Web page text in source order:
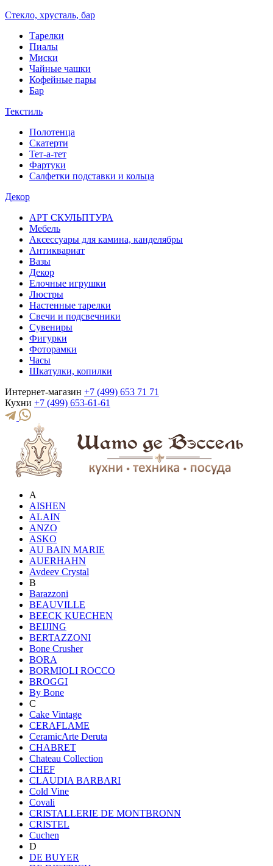
Стекло, хрусталь, бар
Тарелки
Пиалы
Миски
Чайные чашки
Кофейные пары
Бар
Текстиль
Полотенца
Скатерти
Тет-а-тет
Фартуки
Салфетки подставки и кольца
Декор
АРТ СКУЛЬПТУРА
Мебель
Аксессуары для камина, канделябры
Антиквариат
Вазы
Декор
Елочные игрушки
Люстры
Настенные тарелки
Свечи и подсвечники
Сувениры
Фигурки
Фоторамки
Часы
Шкатулки, копилки
Интернет-магазин +7 (499) 653 71 71
Кухни +7 (499) 653-61-61
A
AISHEN
ALAIN
ANZO
ASKO
AU BAIN MARIE
AUERHAHN
Avdeev Crystal
B
Barazzoni
BEAUVILLE
BEECK KUECHEN
BEIJING
BERTAZZONI
Bone Crusher
BORA
BORMIOLI ROCCO
BROGGI
By Bone
C
Cake Vintage
CERAFLAME
CeramicArte Deruta
CHABRET
Chateau Collection
CHEF
CLAUDIA BARBARI
Cold Vine
Covali
CRISTALLERIE DE MONTBRONN
CRISTEL
Cuchen
D
DE BUYER